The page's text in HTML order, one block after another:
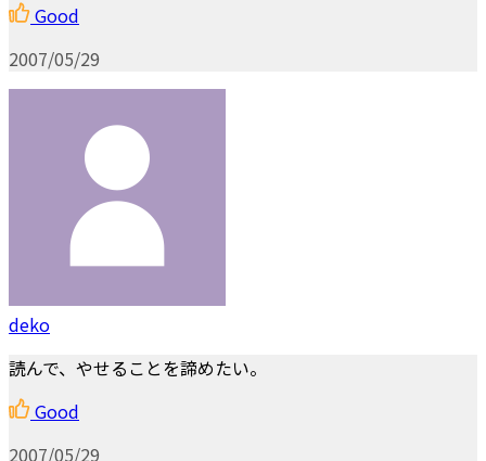
Good
2007/05/29
deko
読んで、やせることを諦めたい。
Good
2007/05/29